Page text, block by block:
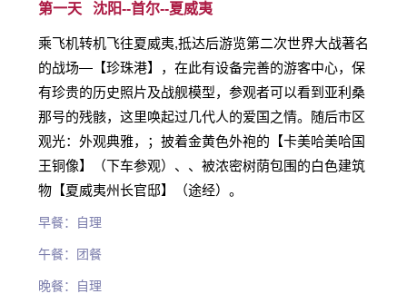
第一天 沈阳--首尔--夏威夷
乘飞机转机飞往夏威夷,抵达后游览第二次世界大战著名
的战场—【珍珠港】，在此有设备完善的游客中心，保
有珍贵的历史照片及战舰模型，参观者可以看到亚利桑
那号的残骸，这里唤起过几代人的爱国之情。随后市区
观光：外观典雅，；披着金黄色外袍的【卡美哈美哈国
王铜像】（下车参观）、、被浓密树荫包围的白色建筑
物【夏威夷州长官邸】（途经）。
早餐：自理
午餐：团餐
晚餐：自理